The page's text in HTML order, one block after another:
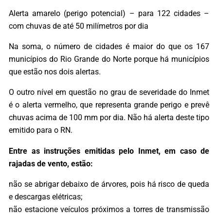
Alerta amarelo (perigo potencial) – para 122 cidades –
com chuvas de até 50 milímetros por dia
Na soma, o número de cidades é maior do que os 167
municípios do Rio Grande do Norte porque há municípios
que estão nos dois alertas.
O outro nível em questão no grau de severidade do Inmet
é o alerta vermelho, que representa grande perigo e prevê
chuvas acima de 100 mm por dia. Não há alerta deste tipo
emitido para o RN.
Entre as instruções emitidas pelo Inmet, em caso de
rajadas de vento, estão:
não se abrigar debaixo de árvores, pois há risco de queda
e descargas elétricas;
não estacione veículos próximos a torres de transmissão